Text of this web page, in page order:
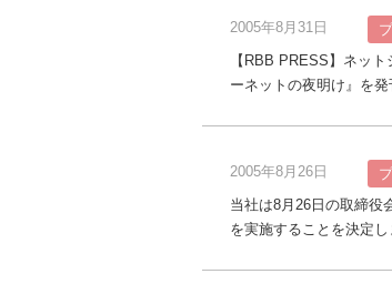
2005年8月31日
【RBB PRESS】ネッ
ーネットの夜明け』を発
2005年8月26日
当社は8月26日の取締役
を実施することを決定し